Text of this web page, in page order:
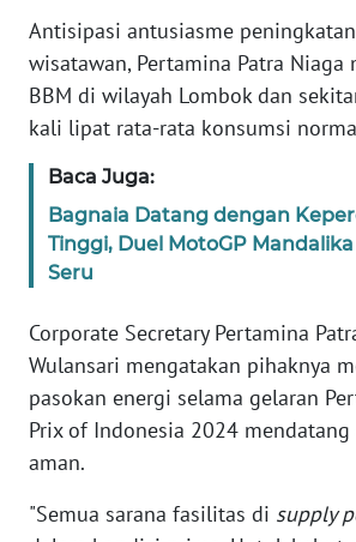
Antisipasi antusiasme
wisatawan, Pertamina Patra Niaga
BBM di wilayah Lombok dan
kali lipat rata-rata konsumsi
Baca Juga:
Bagnaia Datang dengan
Tinggi, Duel MotoGP
Seru
Corporate Secretary Pertamina
Wulansari mengatakan pihaknya
pasokan energi selama gelaran
Prix of Indonesia 2024 mendatang
aman.
"Semua sarana fasilitas di supply
KARIR
DISCLAIMER
News
WN
SUMUT
WN
JAKARTA
WN
JABAR
WN